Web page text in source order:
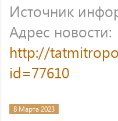
Источник
Адрес новости:
http://
id=77610
8 Марта 2023